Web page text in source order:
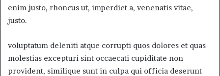
enim justo, rhoncus ut, imperdiet a, venenatis vitae,
justo.
voluptatum deleniti atque corrupti quos dolores et quas
molestias excepturi sint occaecati cupiditate non
provident, similique sunt in culpa qui officia deserunt